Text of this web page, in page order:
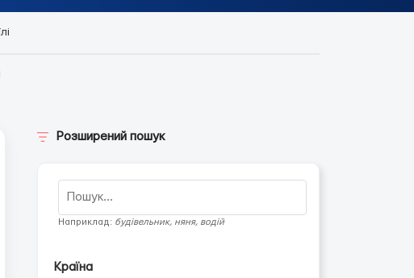
Розширений пошук
Наприклад: будівельник, няня, водій
Країна